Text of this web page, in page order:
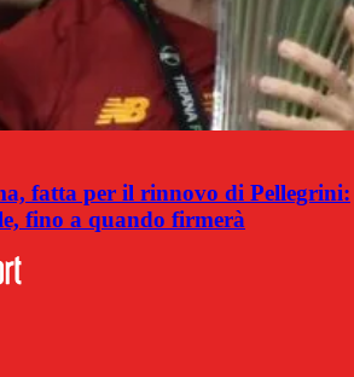
fatta per il rinnovo di Pellegrini:
fino a quando firmerà